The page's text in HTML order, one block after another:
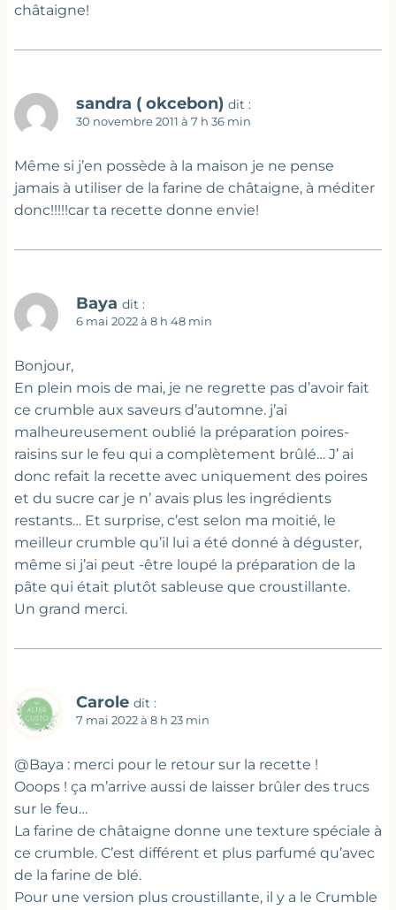
châtaigne!
sandra ( okcebon) dit :
30 novembre 2011 à 7 h 36 min
Même si j’en possède à la maison je ne pense
jamais à utiliser de la farine de châtaigne, à méditer
donc!!!!!car ta recette donne envie!
Baya dit :
6 mai 2022 à 8 h 48 min
Bonjour,
En plein mois de mai, je ne regrette pas d’avoir fait
ce crumble aux saveurs d’automne. j’ai
malheureusement oublié la préparation poires-
raisins sur le feu qui a complètement brûlé… J’ ai
donc refait la recette avec uniquement des poires
et du sucre car je n’ avais plus les ingrédients
restants… Et surprise, c’est selon ma moitié, le
meilleur crumble qu’il lui a été donné à déguster,
même si j’ai peut -être loupé la préparation de la
pâte qui était plutôt sableuse que croustillante.
Un grand merci.
Carole dit :
7 mai 2022 à 8 h 23 min
@Baya : merci pour le retour sur la recette !
Ooops ! ça m’arrive aussi de laisser brûler des trucs
sur le feu…
La farine de châtaigne donne une texture spéciale à
ce crumble. C’est différent et plus parfumé qu’avec
de la farine de blé.
Pour une version plus croustillante, il y a le Crumble